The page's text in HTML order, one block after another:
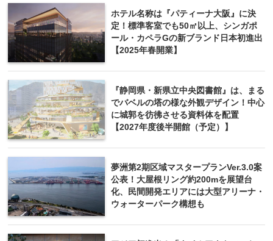
ホテル名称は『パティーナ大阪』に決
定！標準客室でも50㎡以上、シンガポ
ール・カペラGの新ブランド日本初進出
【2025年春開業】
『静岡県・新県立中央図書館』は、まる
でバベルの塔の様な外観デザイン！中心
に城郭を彷彿させる資料体を配置
【2027年度後半開館（予定）】
夢洲第2期区域マスタープランVer.3.0案
公表！大屋根リング約200mを展望台
化、民間開発エリアには大型アリーナ・
ウォーターパーク構想も